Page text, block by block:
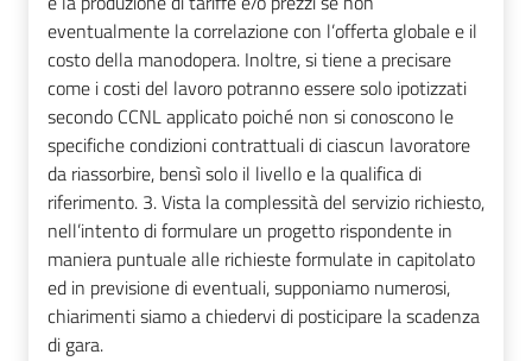
eventualmente la correlazione con l’offerta globale e il
costo della manodopera. Inoltre, si tiene a precisare
come i costi del lavoro potranno essere solo ipotizzati
secondo CCNL applicato poiché non si conoscono le
specifiche condizioni contrattuali di ciascun lavoratore
da riassorbire, bensì solo il livello e la qualifica di
riferimento. 3. Vista la complessità del servizio richiesto,
nell’intento di formulare un progetto rispondente in
maniera puntuale alle richieste formulate in capitolato
ed in previsione di eventuali, supponiamo numerosi,
chiarimenti siamo a chiedervi di posticipare la scadenza
di gara.